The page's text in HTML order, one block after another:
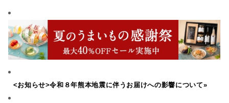
<お知らせ>令和８年熊本地震に伴うお届けへの影響について»